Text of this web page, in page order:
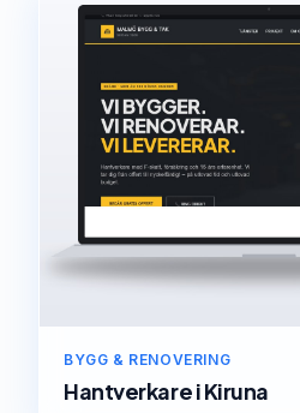
BYGG & RENOVERING
HantverkareiKiruna